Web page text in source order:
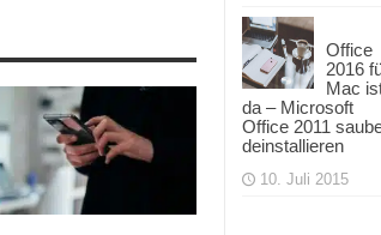
Office
2016
Mac
da – Microsoft
Office 2011
deinstallieren
10. Juli 2015